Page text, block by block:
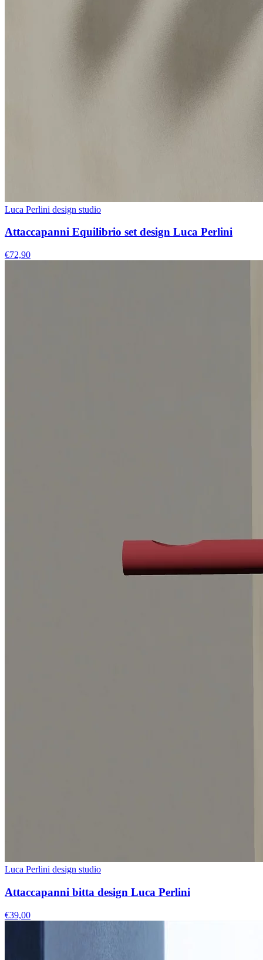
Luca Perlini design studio
Attaccapanni Equilibrio set design Luca Perlini
€72,90
Luca Perlini design studio
Attaccapanni bitta design Luca Perlini
€39,00